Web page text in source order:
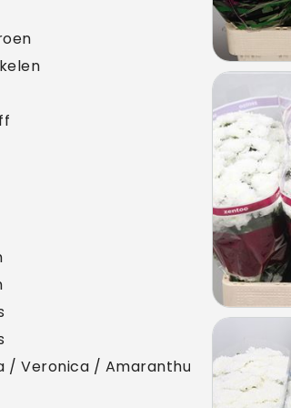
/ Veronica / Amaranthus
U
U